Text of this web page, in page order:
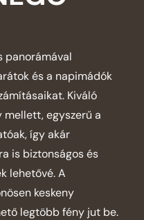
panorámával
és a napimádók
Kiváló
egyszerű a
így akár
is biztonságos és
lehetővé. A
keskeny
legtöbb fény jut be.